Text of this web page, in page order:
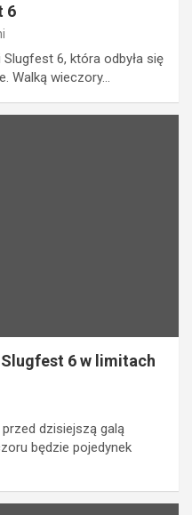
6
6, która odbyła się
Walką wieczory…
6 w limitach
dzisiejszą galą
będzie pojedynek